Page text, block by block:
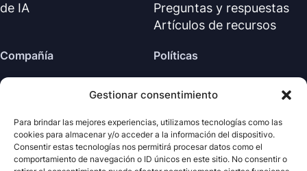
Gestionar consentimiento
Para brindar las mejores experiencias, utilizamos tecnologías como las
cookies para almacenar y/o acceder a la información del dispositivo.
Consentir estas tecnologías nos permitirá procesar datos como el
comportamiento de navegación o ID únicos en este sitio. No consentir o
de IA
Preguntas y respuestas
Artículos de recursos
Compañía
Sobre nosotros
Centro de soporte
Políticas
Política de reembolso
Acuerdo de licencia (EN)
Términos y condiciones
Desinstalar